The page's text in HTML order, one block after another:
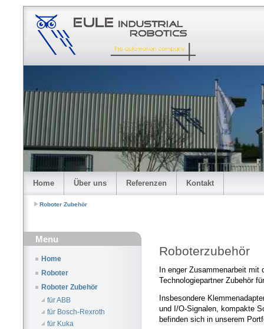
Home Über uns Referenzen Kontakt
Roboter Zubehör
Menu
Home
Roboter
Roboter Zubehör
für ABB
für Bosch-Rexroth
für Kuka
Roboterzubehör
In enger Zusammenarbeit
Technologiepartner Zubehör
Insbesondere
und I/O-Signalen, kompakte
befinden sich in unserem